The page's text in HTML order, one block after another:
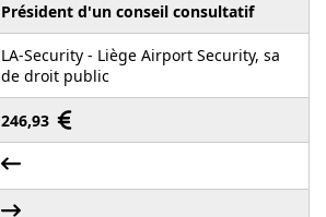
Président d'un conseil consultatif
LA-Security - Liège Airport Security, sa
de droit public
246,93